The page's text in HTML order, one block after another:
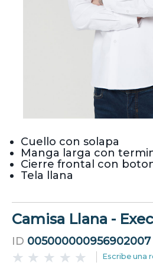
Cuello con solapa
Manga larga con
Cierre frontal con
Tela llana
Camisa Llana -
ID 005000000956902007
Escribe una